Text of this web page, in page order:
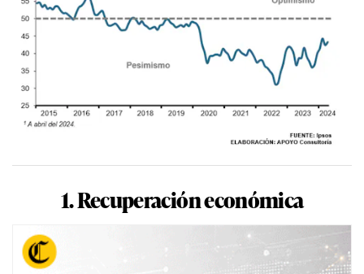
1. Recuperación económica